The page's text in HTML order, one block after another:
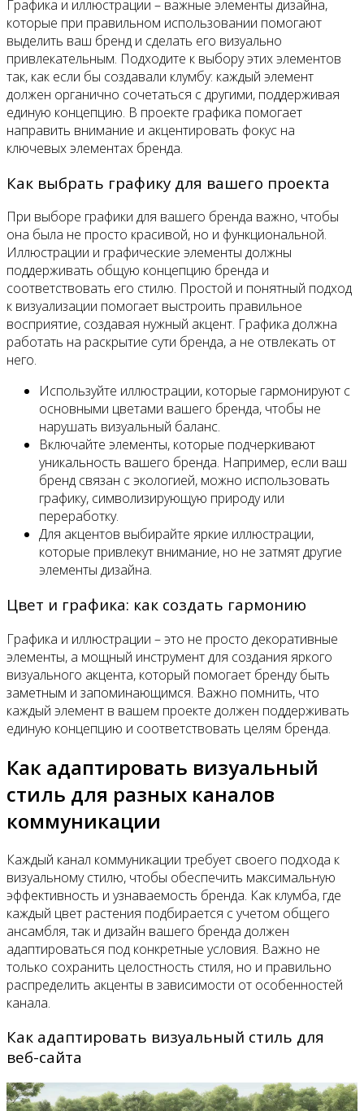
Графика и иллюстрации – важные элементы дизайна,
которые при правильном использовании помогают
выделить ваш бренд и сделать его визуально
привлекательным. Подходите к выбору этих элементов
так, как если бы создавали клумбу: каждый элемент
должен органично сочетаться с другими, поддерживая
единую концепцию. В проекте графика помогает
направить внимание и акцентировать фокус на
ключевых элементах бренда.
Как выбрать графику для вашего проекта
При выборе графики для вашего бренда важно, чтобы
она была не просто красивой, но и функциональной.
Иллюстрации и графические элементы должны
поддерживать общую концепцию бренда и
соответствовать его стилю. Простой и понятный подход
к визуализации помогает выстроить правильное
восприятие, создавая нужный акцент. Графика должна
работать на раскрытие сути бренда, а не отвлекать от
него.
Используйте иллюстрации, которые гармонируют с
основными цветами вашего бренда, чтобы не
нарушать визуальный баланс.
Включайте элементы, которые подчеркивают
уникальность вашего бренда. Например, если ваш
бренд связан с экологией, можно использовать
графику, символизирующую природу или
переработку.
Для акцентов выбирайте яркие иллюстрации,
которые привлекут внимание, но не затмят другие
элементы дизайна.
Цвет и графика: как создать гармонию
Графика и иллюстрации – это не просто декоративные
элементы, а мощный инструмент для создания яркого
визуального акцента, который помогает бренду быть
заметным и запоминающимся. Важно помнить, что
каждый элемент в вашем проекте должен поддерживать
единую концепцию и соответствовать целям бренда.
Как адаптировать визуальный
стиль для разных каналов
коммуникации
Каждый канал коммуникации требует своего подхода к
визуальному стилю, чтобы обеспечить максимальную
эффективность и узнаваемость бренда. Как клумба, где
каждый цвет растения подбирается с учетом общего
ансамбля, так и дизайн вашего бренда должен
адаптироваться под конкретные условия. Важно не
только сохранить целостность стиля, но и правильно
распределить акценты в зависимости от особенностей
канала.
Как адаптировать визуальный стиль для
веб-сайта